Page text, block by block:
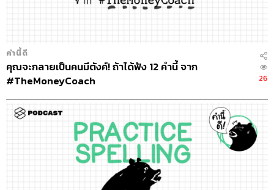
คำนี้ดี
คุณจะกลายเป็นคนมีตังค์! ถ้าได้ฟัง 12 คำนี้ จาก
#TheMoneyCoach
26